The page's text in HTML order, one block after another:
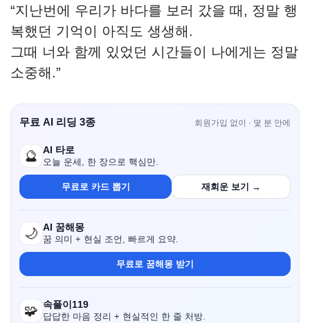
“지난번에 우리가 바다를 보러 갔을 때, 정말 행
복했던 기억이 아직도 생생해.
그때 너와 함께 있었던 시간들이 나에게는 정말
소중해.”
무료 AI 리딩 3종 회원가입 없이 · 몇 분 안에
🔮 AI 타로
오늘 운세, 한 장으로 핵심만.
무료로 카드 뽑기 재회운 보기 →
🌙 AI 꿈해몽
꿈 의미 + 현실 조언, 빠르게 요약.
무료로 꿈해몽 받기
🧩 속풀이119
답답한 마음 정리 + 현실적인 한 줄 처방.